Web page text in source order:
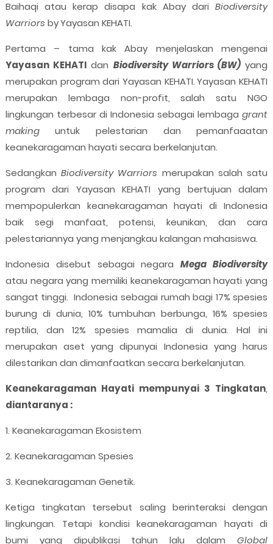
Baihaqi atau kerap disapa kak Abay dari Biodiversity
Warriors byYayasan KEHATI.
Pertama – tama kak Abay menjelaskan mengenai
Yayasan KEHATI dan Biodiversity Warriors (BW)yang
merupakan program dari Yayasan KEHATI. Yayasan KEHATI
merupakan lembaga non-profit, salah satu NGO
lingkungan terbesar di Indonesia sebagai lembagagrant
makinguntuk pelestarian dan pemanfaaatan
keanekaragaman hayati secara berkelanjutan.
SedangkanBiodiversity Warriors merupakan salah satu
program dari Yayasan KEHATI yang bertujuan dalam
mempopulerkan keanekaragaman hayati di Indonesia
baik segi manfaat, potensi, keunikan, dan cara
pelestariannya yang menjangkau kalangan mahasiswa.
Indonesia disebut sebagai negaraMega Biodiversity
atau negara yang memiliki keanekaragaman hayati yang
sangat tinggi. Indonesia sebagai rumah bagi 17% spesies
burung di dunia, 10% tumbuhan berbunga, 16% spesies
reptilia, dan 12% spesies mamalia di dunia. Hal ini
merupakan aset yang dipunyai Indonesia yang harus
dilestarikan dan dimanfaatkan secara berkelanjutan.
Keanekaragaman Hayati mempunyai 3 Tingkatan,
diantaranya :
1. Keanekaragaman Ekosistem
2. Keanekaragaman Spesies
3. Keanekaragaman Genetik.
Ketiga tingkatan tersebut saling berinteraksi dengan
lingkungan. Tetapi kondisi keanekaragaman hayati di
bumi yang dipublikasi tahun lalu dalamGlobal